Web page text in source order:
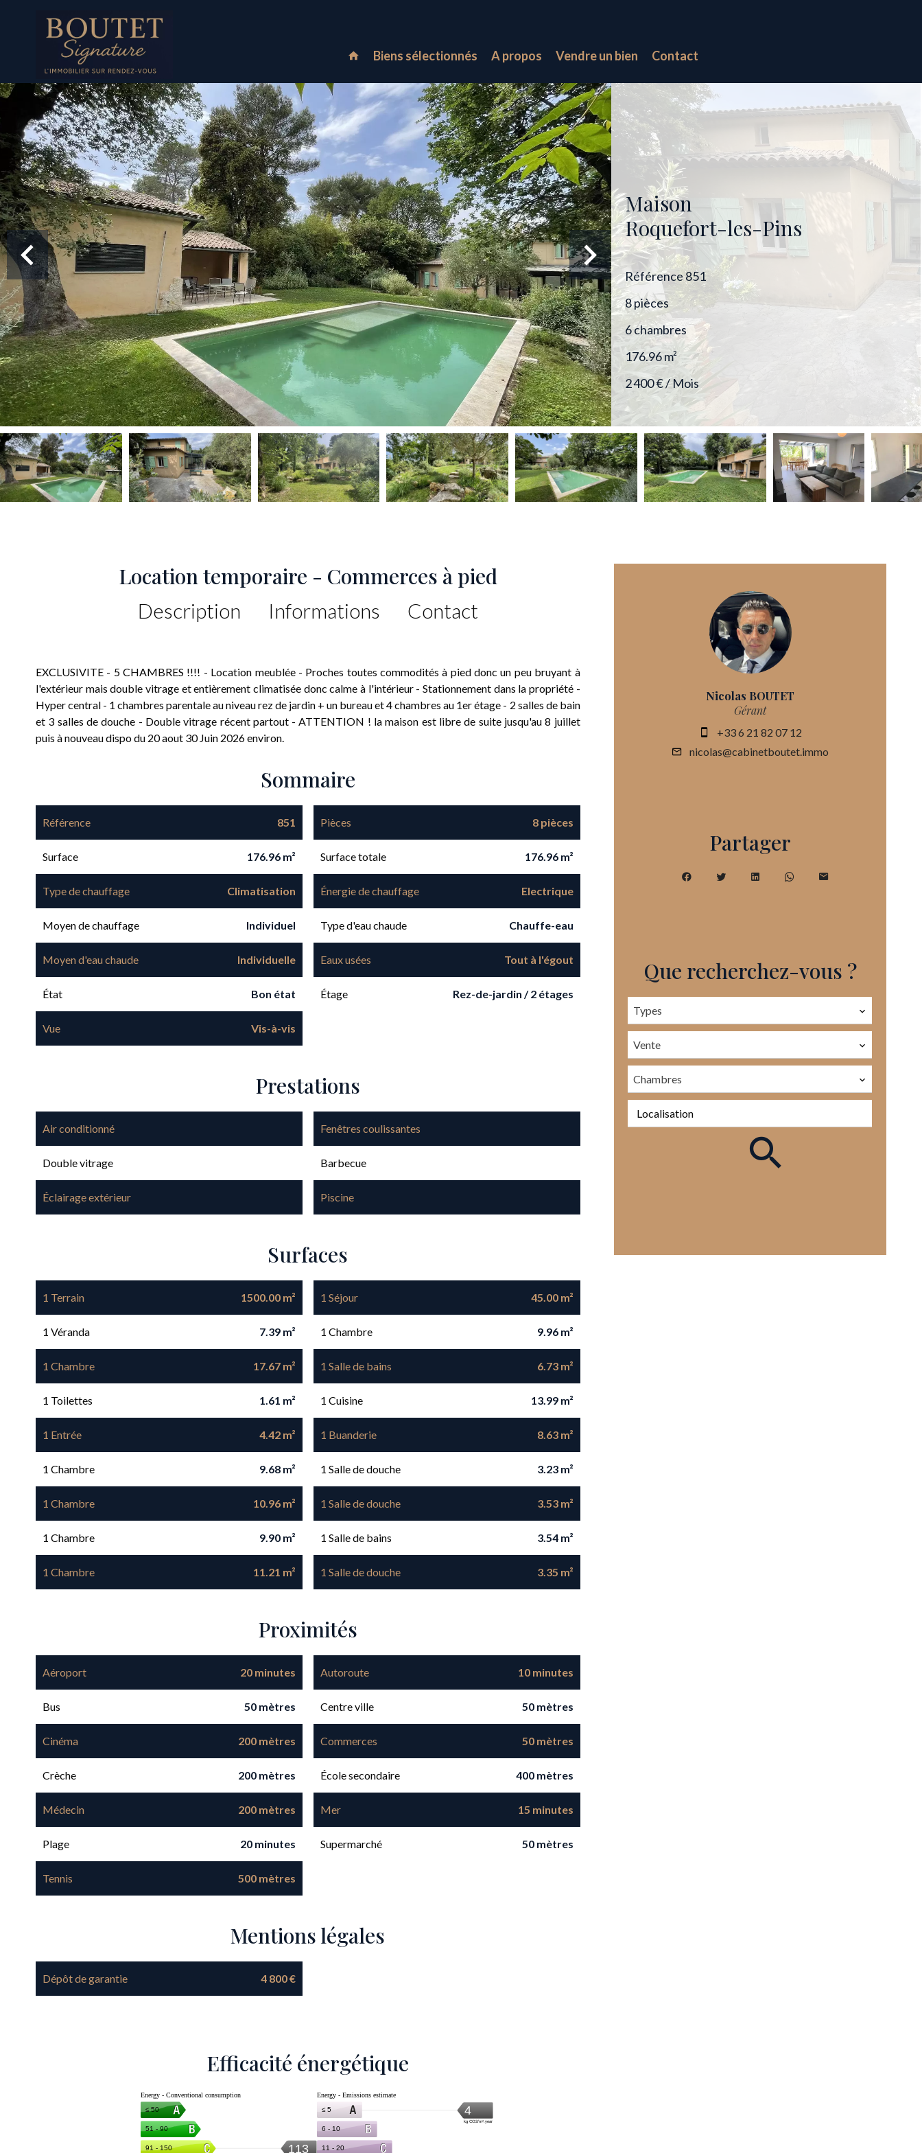
Biens sélectionnés A propos Vendre un bien Contact
Maison
Roquefort-les-Pins
Référence851
8 pièces
6 chambres
176.96m²
2 400 € / Mois
Location temporaire - Commerces à pied
Description Informations Contact
EXCLUSIVITE - 5 CHAMBRES !!!! - Location meublée - Proches toutes commodités à pied donc un peu bruyant à
l'extérieur mais double vitrage et entièrement climatisée donc calme à l'intérieur - Stationnement dans la propriété -
Hyper central - 1 chambres parentale au niveau rez de jardin + un bureau et 4 chambres au 1er étage - 2 salles de bain
et 3 salles de douche - Double vitrage récent partout - ATTENTION ! la maison est libre de suite jusqu'au 8 juillet
puis à nouveau dispo du 20 aout 30 Juin 2026 environ.
Sommaire
Référence 851 Pièces 8 pièces
Surface 176.96 m² Surface totale 176.96 m²
Type de chauffage Climatisation Énergie de chauffage Electrique
Moyen de chauffage Individuel Type d'eau chaude Chauffe-eau
Moyen d'eau chaude Individuelle Eaux usées Tout à l'égout
État Bon état Étage Rez-de-jardin / 2 étages
Vue Vis-à-vis
Prestations
Air conditionné Fenêtres coulissantes
Double vitrage Barbecue
Éclairage extérieur Piscine
Surfaces
1 Terrain 1500.00 m² 1 Séjour 45.00 m²
1 Véranda 7.39 m² 1 Chambre 9.96 m²
1 Chambre 17.67 m² 1 Salle de bains 6.73 m²
1 Toilettes 1.61 m² 1 Cuisine 13.99 m²
1 Entrée 4.42 m² 1 Buanderie 8.63 m²
1 Chambre 9.68 m² 1 Salle de douche 3.23 m²
1 Chambre 10.96 m² 1 Salle de douche 3.53 m²
1 Chambre 9.90 m² 1 Salle de bains 3.54 m²
1 Chambre 11.21 m² 1 Salle de douche 3.35 m²
Proximités
Aéroport 20 minutes Autoroute 10 minutes
Bus 50 mètres Centre ville 50 mètres
Cinéma 200 mètres Commerces 50 mètres
Crèche 200 mètres École secondaire 400 mètres
Médecin 200 mètres Mer 15 minutes
Plage 20 minutes Supermarché 50 mètres
Tennis 500 mètres
Mentions légales
Dépôt de garantie 4 800 €
Efficacité énergétique
Nicolas BOUTET
Gérant
+33 6 21 82 07 12
nicolas@cabinetboutet.immo
Partager
Que recherchez-vous ?
Types
Vente
Chambres
Localisation